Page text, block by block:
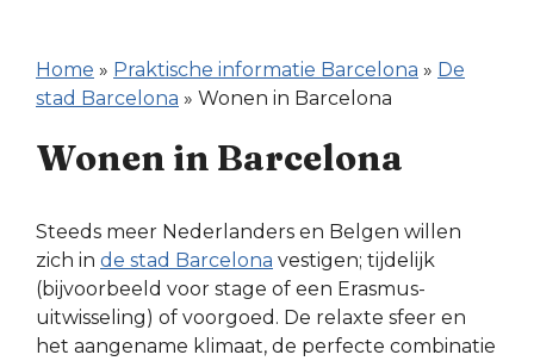
Home » Praktische informatie Barcelona » De
stad Barcelona » Wonen in Barcelona
Wonen in Barcelona
Steeds meer Nederlanders en Belgen willen
zich in de stad Barcelona vestigen; tijdelijk
(bijvoorbeeld voor stage of een Erasmus-
uitwisseling) of voorgoed. De relaxte sfeer en
het aangename klimaat, de perfecte combinatie